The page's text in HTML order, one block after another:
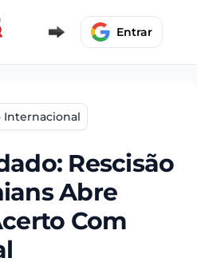
Entrar
Internacional
Rescisão
Abre
Com